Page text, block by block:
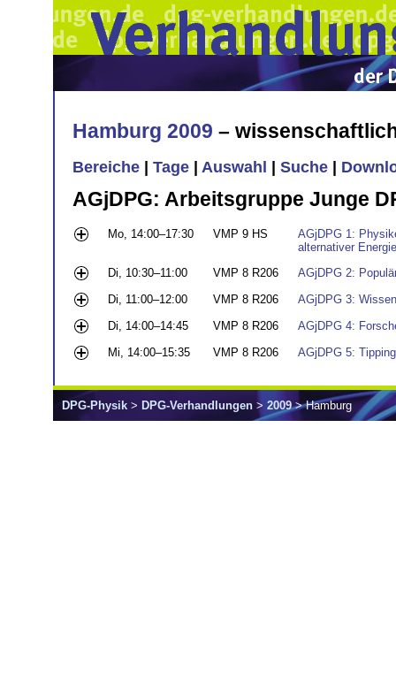
Hamburg 2009 –
Bereiche Tage Auswahl Suche
AGjDPG: Arbeitsgruppe Junge
Mo, 14:00–17:30 VMP 9 HS
AGjDPG 1:
alternativer
Di, 10:30–11:00
VMP 8 R206
AGjDPG 2:
Di, 11:00–12:00
VMP 8 R206
AGjDPG 3:
Di, 14:00–14:45
VMP 8 R206
AGjDPG 4:
Mi, 14:00–15:35
VMP 8 R206 AGjDPG 5:
DPG-Physik > DPG-Verhandlungen > 2009> Hamburg